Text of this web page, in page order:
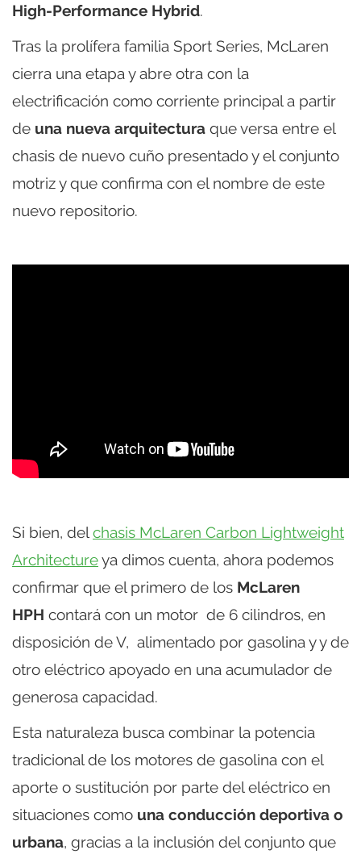
High-Performance Hybrid.
Tras la prolífera familia Sport Series, McLaren
cierra una etapa y abre otra con la
electrificación como corriente principal a partir
de una nueva arquitectura que versa entre el
chasis de nuevo cuño presentado y el conjunto
motriz y que confirma con el nombre de este
nuevo repositorio.
Si bien, delchasis McLaren Carbon Lightweight
Architectureya dimos cuenta, ahora podemos
confirmar que el primero de los McLaren
HPH contará con un motor de 6 cilindros, en
disposición de V, alimentado por gasolina y y de
otro eléctrico apoyado en una acumulador de
generosa capacidad.
Esta naturaleza busca combinar la potencia
tradicional de los motores de gasolina con el
aporte o sustitución por parte del eléctrico en
situaciones como una conducción deportiva o
urbana, gracias a la inclusión del conjunto que